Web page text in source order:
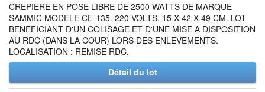
CREPIERE EN POSE LIBRE DE 2500 WATTS DE MARQUE
SAMMIC MODELE CE-135. 220 VOLTS. 15 X 42 X 49 CM. LOT
BENEFICIANT D'UN COLISAGE ET D'UNE MISE A DISPOSITION
AU RDC (DANS LA COUR) LORS DES ENLEVEMENTS.
LOCALISATION : REMISE RDC.
Détail du lot